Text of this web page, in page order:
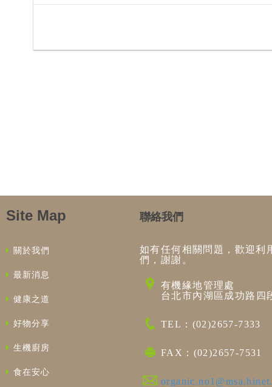
Site Map
關於我們
最新消息
健康之道
好物分享
生機廚房
食在安心
聯絡我們
如有任何相關問題，歡迎利
們，謝謝。
有機緣地管理處
台北市內湖區成功路四
TEL：(02)2657-7333
FAX：(02)2657-7531